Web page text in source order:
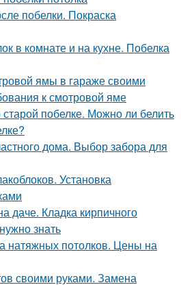
побелки. Покраска
в комнате и на кухне. Побелка
ямы в гараже своими
к смотровой яме
побелке. Можно ли белить
дома. Выбор забора для
Установка
даче. Кладка кирпичного
знать
натяжных потолков. Цены на
своими руками. Замена